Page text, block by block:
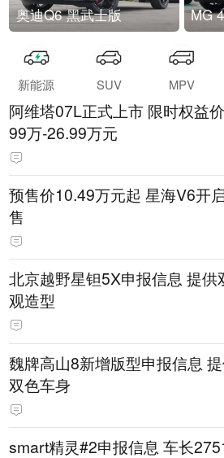
奥迪Q6 黑武士版 MG
新能源 SUV MPV
阿维塔07L正式上市 限时权益
99万-26.99万元
预售价10.49万元起 星海V6开
售
北京越野星钽5X申报信息 提供
观造型
魏牌高山8新增版型申报信息
双色车身
smart精灵#2申报信息 车长